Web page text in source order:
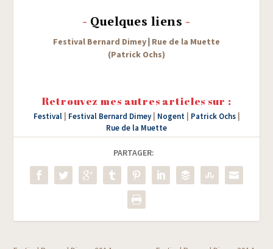
- Quelques liens -
Fes­ti­val Ber­nard Dimey| Rue de la Muette
(Patrick Ochs)
Retrouvez mes autres articles sur :
Festival| Festival Bernard Dimey| Nogent| Patrick Ochs|
Rue de la Muette
PARTAGER: